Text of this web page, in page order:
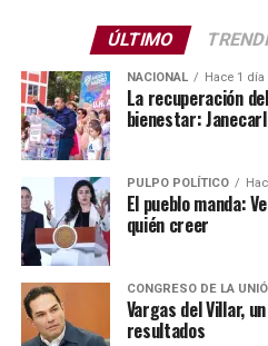
ÚLTIMO
NACIONAL Hace 1 día
La recuperación
bienestar:
PULPO POLÍTICO
El pueblo manda:
quién creer
CONGRESO DE LA
Vargas del Villar,
resultados